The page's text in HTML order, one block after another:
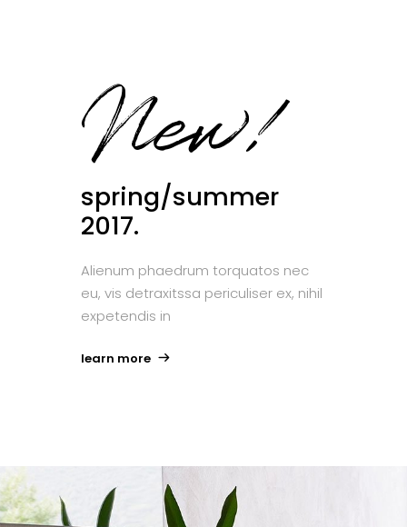
New!
spring/summer
2017.
Alienum phaedrum torquatos nec
eu, vis detraxitssa periculiser ex, nihil
expetendis in
learn more